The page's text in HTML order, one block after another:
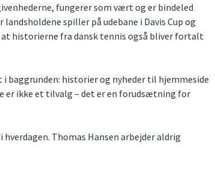
fungerer som vært og er bindeled
spiller på udebane i Davis Cup og
at historierne fra dansk tennis også bliver fortalt
baggrunden: historier og nyheder til hjemmeside
er ikke et tilvalg – det er en forudsætning for
Thomas Hansen arbejder aldrig